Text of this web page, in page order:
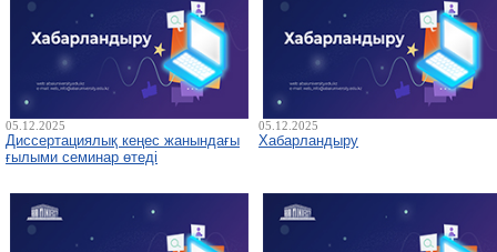
05.12.2025
Диссертациялық кеңес жанындағы
ғылыми семинар өтеді
05.12.2025
Хабарландыру